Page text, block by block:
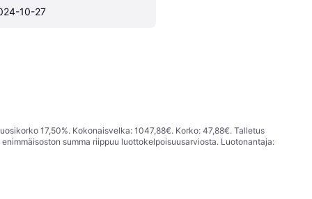
10-27
17,50%. Kokonaisvelka: 1047,88€. Korko: 47,88€. Talletus
summa riippuu luottokelpoisuusarviosta. Luotonantaja: